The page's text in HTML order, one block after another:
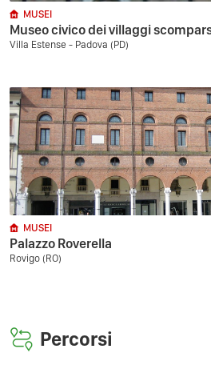
MUSEI
Museo civico dei villaggi
Villa Estense - Padova (PD)
MUSEI
Palazzo Roverella
Rovigo (RO)
Percorsi